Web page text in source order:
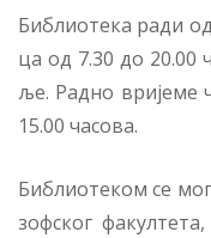
Би­бли­о­те­ка ра­ди
ца од 7.30 до 20.00
ље. Рад­но ври­је­ме
15.00 ча­со­ва.
Би­бли­о­те­ком се
зоф­ског